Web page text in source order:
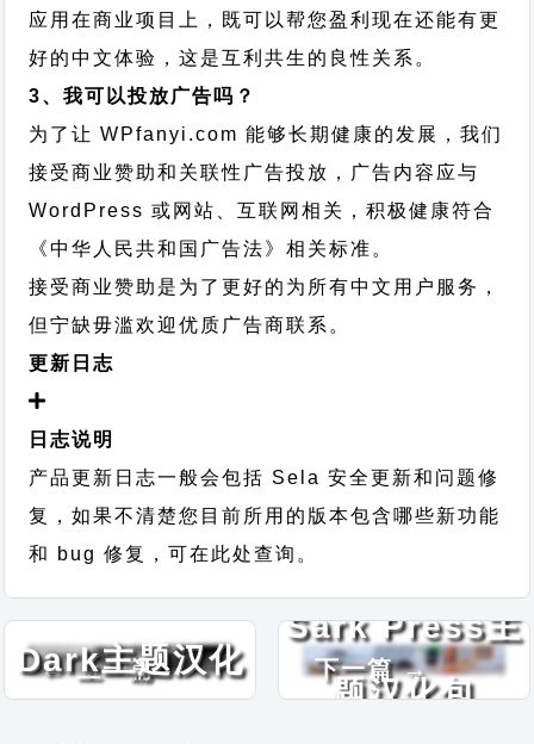
应用在商业项目上，既可以帮您盈利现在还能有更
好的中文体验，这是互利共生的良性关系。
3、我可以投放广告吗？
为了让 WPfanyi.com 能够长期健康的发展，我们
接受商业赞助和关联性广告投放，广告内容应与
WordPress 或网站、互联网相关，积极健康符合
《中华人民共和国广告法》相关标准。
接受商业赞助是为了更好的为所有中文用户服务，
但宁缺毋滥欢迎优质广告商联系。
更新日志
日志说明
产品更新日志一般会包括 Sela 安全更新和问题修
复，如果不清楚您目前所用的版本包含哪些新功能
和 bug 修复，可在此处查询。
← 上一篇
The Event
Dark主题汉化
下一篇 →
Sark Press主
题汉化包